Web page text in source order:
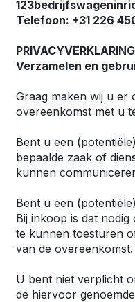
Fiat
Doblo
Scudo
e Doblo
Ducato
Telefoon: +31 226
Verzamelen en
Graag maken wij u er
overeenkomst met u
Bent u een
bepaalde zaak of
kunnen
Bent u een
Bij inkoop is dat
te kunnen toesturen
van de overeenkomst.
U bent niet verplicht
de hiervoor